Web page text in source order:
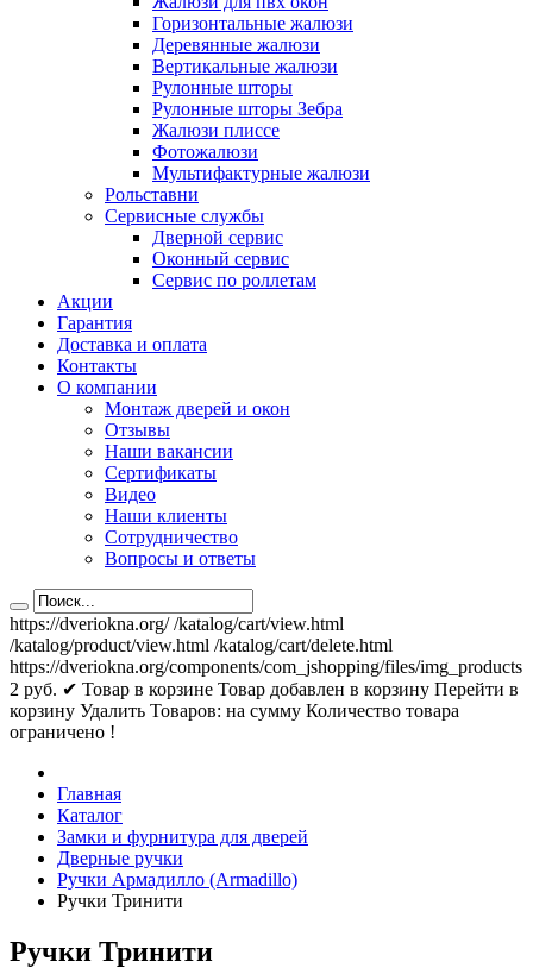
Горизонтальные жалюзи
Деревянные жалюзи
Вертикальные жалюзи
Рулонные шторы
Рулонные шторы Зебра
Жалюзи плиссе
Фотожалюзи
Мультифактурные жалюзи
Рольставни
Сервисные службы
Дверной сервис
Оконный сервис
Сервис по роллетам
Акции
Гарантия
Доставка и оплата
Контакты
О компании
Монтаж дверей и окон
Отзывы
Наши вакансии
Сертификаты
Видео
Наши клиенты
Сотрудничество
Вопросы и ответы
https://dveriokna.org/ /katalog/cart/view.html
/katalog/product/view.html /katalog/cart/delete.html
https://dveriokna.org/components/com_jshopping/files/img_products
2 руб. ✔ Товар в корзине Товар добавлен в корзину Перейти в
корзину Удалить Товаров: на сумму Количество товара
ограничено !
Главная
Каталог
Замки и фурнитура для дверей
Дверные ручки
Ручки Армадилло (Armadillo)
Ручки Тринити
Ручки Тринити